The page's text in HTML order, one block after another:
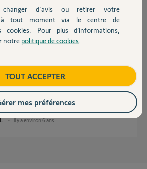
allez dans le menu "Réglages" ->
sur "Continuer" du message d'information.
-> "Découvrir des équipements", la
si vous souhaitez découvrir des
vos volets roulants, sélectionnez les et
il y a environ 6 ans
changer d'avis ou retirer votre
à tout moment via le centre de
cookies. Pour plus d’informations,
notre politique de cookies
TOUT ACCEPTER
mes préférences